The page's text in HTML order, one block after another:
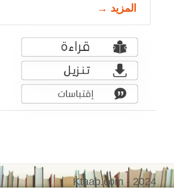
المزيد →
Ktaab.com - 2024